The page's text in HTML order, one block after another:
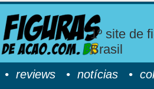
1º site de
Brasil
• reviews • notícias •